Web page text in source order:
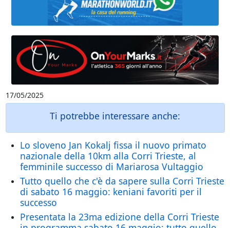
17/05/2025
Ti potrebbe interessare anche:
Lo sloveno Jan Kokalj fissa il nuovo primato
nazionale della 10km alla Corri Trieste, al
femminile successo di Mariarosa Vultaggio
Tutto quello che c'è da sapere sulla Corri Trieste
di sabato 16 maggio: keniani favoriti per il
successo
Presentata la 23ma edizione della Corri Trieste